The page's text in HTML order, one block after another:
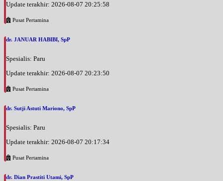
Update terakhir: 2026-08-07 20:25:58
Pusat Pertamina
dr. JANUAR HABIBI, SpP
Spesialis: Paru
Update terakhir: 2026-08-07 20:23:50
Pusat Pertamina
dr. Sutji Astuti Mariono, SpP
Spesialis: Paru
Update terakhir: 2026-08-07 20:17:34
Pusat Pertamina
dr. Dian Prastiti Utami, SpP